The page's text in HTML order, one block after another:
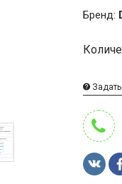
Бренд:
Задать